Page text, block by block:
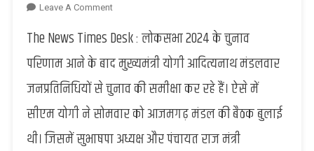
Leave A CommentOn
की
बैठक
न
जाकर
The News Times Desk : लोकसभा 2024 के चुनाव
परिणाम आने के बाद मुख्यमंत्री योगी आदित्यनाथ मंडलवार
जनप्रतिनिधियों से चुनाव की समीक्षा कर रहे हैं। ऐसे में
सीएम योगी ने सोमवार को आजमगढ़ मंडल की बैठक बुलाई
थी। जिसमें सुभाषपा अध्यक्ष और पंचायत राज मंत्री